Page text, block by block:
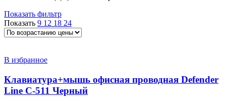
Показать фильтр
Показать 9 12 18 24
В избранное
Клавиатура+мышь офисная проводная Defender
Line C-511 Черный